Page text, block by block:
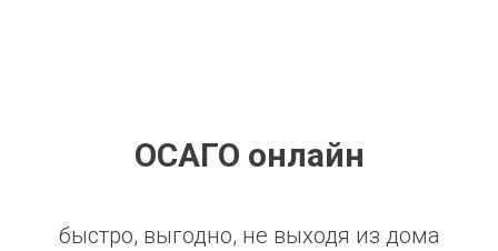
ОСАГО онлайн
быстро, выгодно, не выходя из дома